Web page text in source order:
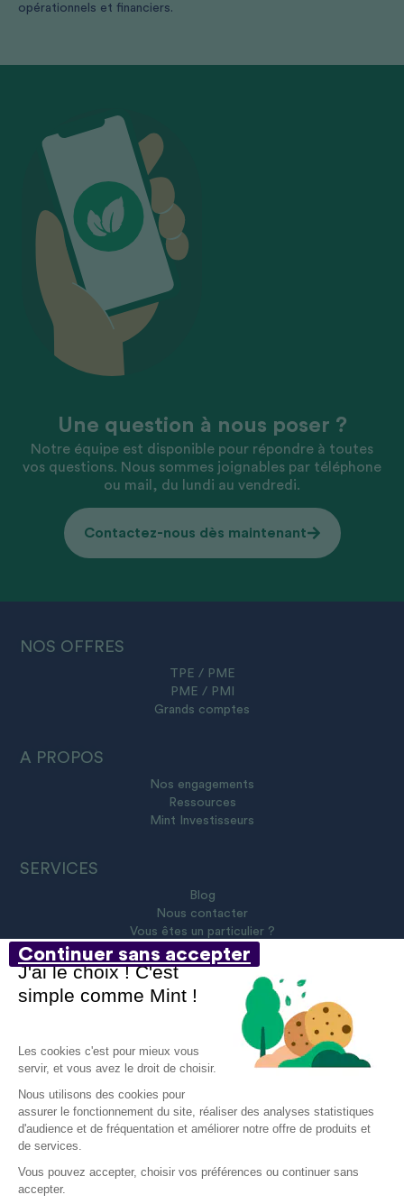
Continuer sans accepter
J'ai le choix ! C'est
simple comme Mint !
Les cookies c'est pour mieux vous
servir, et vous avez le droit de choisir.
Nous utilisons des cookies pour
assurer le fonctionnement du site, réaliser des analyses statistiques
d'audience et de fréquentation et améliorer notre offre de produits et
de services.
Vous pouvez accepter, choisir vos préférences ou continuer sans
accepter.
opérationnels et financiers.
Une question à nous poser ?
Notre équipe est disponible pour répondre à toutes
vos questions. Nous sommes joignables par téléphone
ou mail, du lundi au vendredi.
Contactez-nous dès maintenant
NOS OFFRES
TPE / PME
PME / PMI
Grands comptes
Nos engagements
Ressources
Mint Investisseurs
A PROPOS
SERVICES
Blog
Nous contacter
Vous êtes un particulier ?
Mentions légales
Politique sur les cookies
Aide et contact